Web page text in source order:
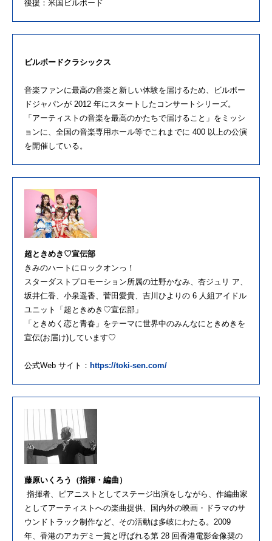
後援：米国ビルボード
ビルボードクラシックス
音楽ファンに最高の音楽と新しい体験を届けるため、ビルボー
ドジャパンが 2012 年にスタートしたコンサートシリーズ。
「アーティストの音楽を最高のかたちで届けること」をミッシ
ョンに、全国の音楽専用ホール等でこれまでに 400 以上の公演
を開催している。
超ときめき♡宣伝部
きみのハートにロックオンっ！
スターダストプロモーション所属の辻野かなみ、杏ジュリ ア、
坂井仁香、小泉遥香、菅田愛貴、吉川ひよりの 6 人組アイドル
ユニット「超ときめき♡宣伝部」
「ときめく恋と青春」をテーマに世界中のみんなにときめきを
宣伝(お届け)しています♡
公式Web サイト： https://toki-sen.com/
藤原いくろう（指揮・編曲）
指揮者、ピアニストとしてステージ出演をしながら、作編曲家
としてアーティストへの楽曲提供、国内外の映画・ドラマのサ
ウンドトラック制作など、その活動は多岐にわたる。2009
年、香港のアカデミー賞と呼ばれる第 28 回香港電影金像奨の